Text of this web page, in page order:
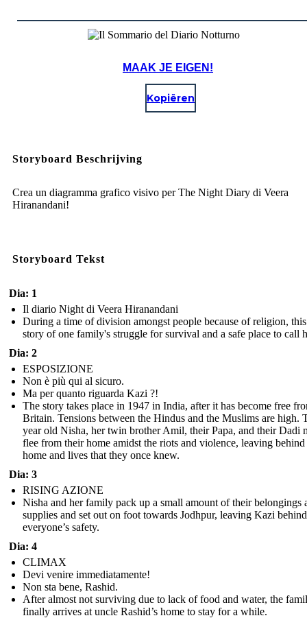
MAAK JE EIGEN!
Kopiëren
Storyboard Beschrijving
Crea un diagramma grafico visivo per The Night Diary di Veera
Hiranandani!
Storyboard Tekst
Dia: 1
Il diario Night di Veera Hiranandani
During a time of division amongst people because of religion,
story of one family's struggle for survival and a safe place to call
Dia: 2
ESPOSIZIONE
Non è più qui al sicuro.
Ma per quanto riguarda Kazi ?!
The story takes place in 1947 in India, after it has become free
Britain. Tensions between the Hindus and the Muslims are high.
year old Nisha, her twin brother Amil, their Papa, and their Dadi
flee from their home amidst the riots and violence, leaving
home and lives that they once knew.
Dia: 3
RISING AZIONE
Nisha and her family pack up a small amount of their belongings
supplies and set out on foot towards Jodhpur, leaving Kazi
everyone’s safety.
Dia: 4
CLIMAX
Devi venire immediatamente!
Non sta bene, Rashid.
After almost not surviving due to lack of food and water, the
finally arrives at uncle Rashid’s home to stay for a while.